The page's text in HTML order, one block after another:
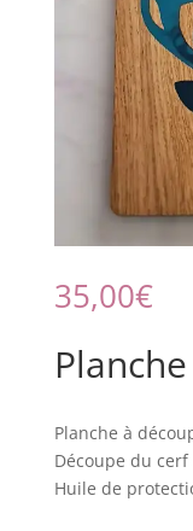
35,00€
Planche à
Découpe du
Huile de